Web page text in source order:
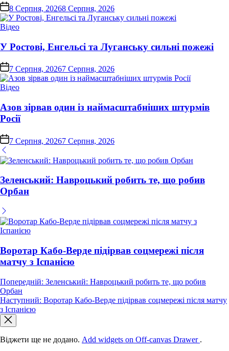
on8 Серпня, 20268 Серпня, 2026
Опублікувати
Відео
У Ростові, Енгельсі та Луганську сильні пожежі
on 7 Серпня, 20267 Серпня, 2026
Опублікувати
Відео
Азов зірвав один із наймасштабніших штурмів
Росії
on 7 Серпня, 20267 Серпня, 2026
Зеленський: Навроцький робить те, що робив
Орбан
Воротар Кабо-Верде підірвав соцмережі після
матчу з Іспанією
Навігація
записів
Попередній: Зеленський: Навроцький робить те, що робив
Орбан
Наступний: Воротар Кабо-Верде підірвав соцмережі після матчу
з Іспанією
Віджети ще не додано. Add widgets on Off-canvas Drawer .